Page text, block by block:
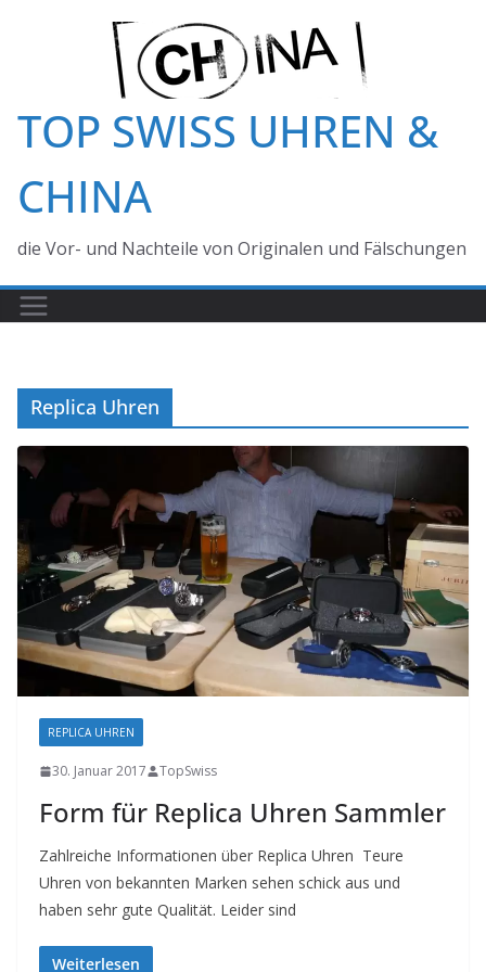
TOP SWISS UHREN &
CHINA
die Vor- und Nachteile von Originalen und Fälschungen
Replica Uhren
REPLICA UHREN
30. Januar 2017 TopSwiss
Form für Replica Uhren Sammler
Zahlreiche Informationen über Replica Uhren Teure
Uhren von bekannten Marken sehen schick aus und
haben sehr gute Qualität. Leider sind
Weiterlesen